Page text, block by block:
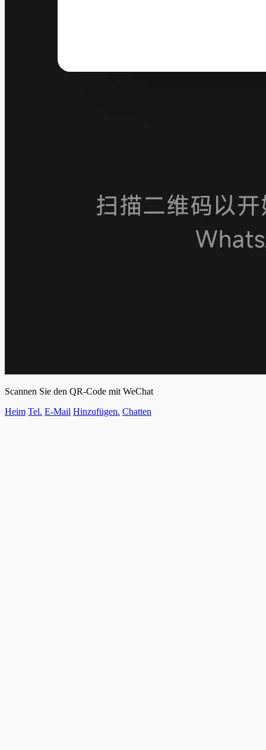
Scannen Sie den QR-Code mit WeChat
Heim Tel. E-Mail Hinzufügen. Chatten